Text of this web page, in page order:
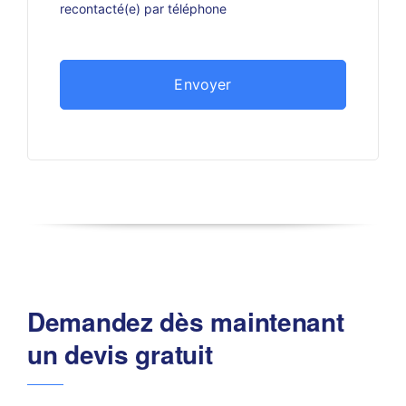
recontacté(e) par téléphone
Demandez dès maintenant
un devis gratuit